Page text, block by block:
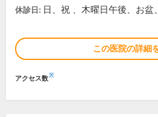
休診日: 日、祝 、木曜日午後、お盆
この医院の詳細
アクセス数※